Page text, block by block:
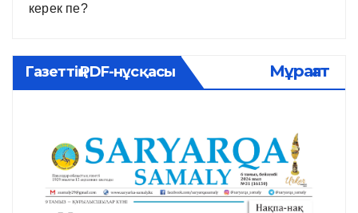
керек пе?
Газеттің PDF-нұсқасы Мұрағат